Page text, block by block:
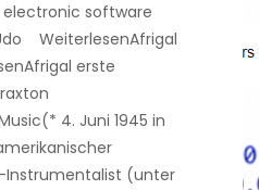
software
WeiterlesenAfrigal
erste
4. Juni 1945 in
Instrumentalist (unter